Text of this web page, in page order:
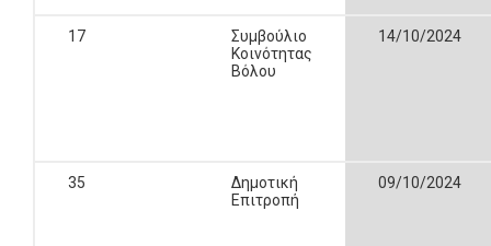
17
Συμβούλιο
Κοινότητας
Βόλου
14/10/2024
35
Δημοτική
Επιτροπή
09/10/2024